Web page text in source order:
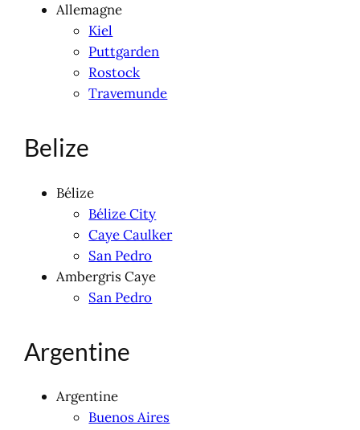
Allemagne
Kiel
Puttgarden
Rostock
Travemunde
Belize
Bélize
Bélize City
Caye Caulker
San Pedro
Ambergris Caye
San Pedro
Argentine
Argentine
Buenos Aires